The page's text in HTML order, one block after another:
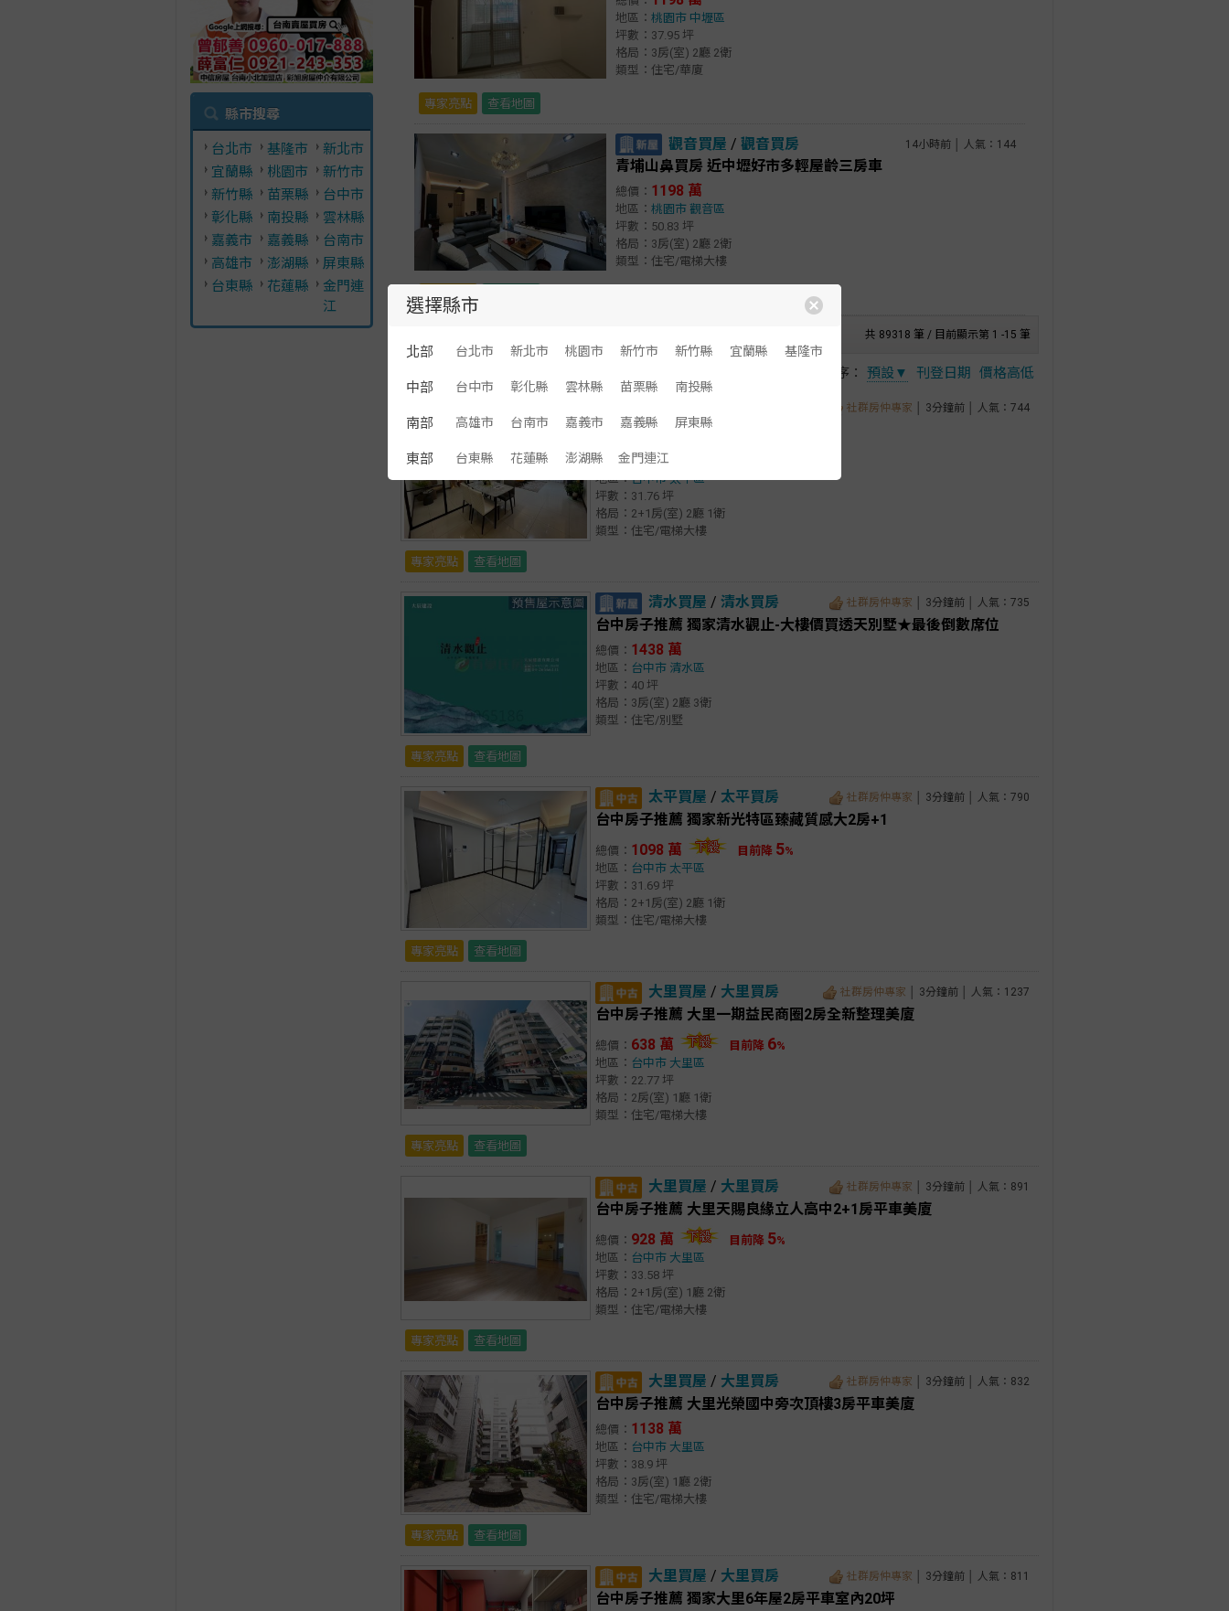
選擇縣市
北部 台北市 新北市 桃園市 新竹市 新竹縣 宜蘭縣 基隆市
中部 台中市 彰化縣 雲林縣 苗栗縣 南投縣
南部 高雄市 台南市 嘉義市 嘉義縣 屏東縣
東部 台東縣 花蓮縣 澎湖縣 金門連江
縣市搜尋
台北市 基隆市
新北市
宜蘭縣
桃園市
新竹市
新竹縣
苗栗縣
台中市
彰化縣
南投縣
雲林縣
嘉義市
嘉義縣
台南市
高雄市
澎湖縣
屏東縣
台東縣
花蓮縣
金門連
江
地區： 桃園市 中壢區
坪數：37.95 坪
格局：3房(室) 2廳 2衛
類型：住宅/華廈
專家亮點 查看地圖
觀音買屋 / 觀音買房 14小時前 │ 人氣：144
青埔山鼻買房 近中壢好市多輕屋齡三房車
總價： 1198 萬
地區： 桃園市 觀音區
坪數：50.83 坪
格局：3房(室) 2廳 2衛
類型：住宅/電梯大樓
專家亮點
共 89318 筆 / 目前顯示第 1 -15 筆
排序： 預設▼ 刊登日期 價格高低
社群房仲專家 │ 3分鐘前 │ 人氣：744
台中房子推薦 新光特區臻藏質感2+1
總價：1098 萬
地區：台中市 太平區
坪數：31.76 坪
格局：2+1房(室) 2廳 1衛
類型：住宅/電梯大樓
專家亮點 查看地圖
清水買屋 / 清水買房 社群房仲專家 │ 3分鐘前 │ 人氣：735
台中房子推薦 獨家清水觀止-大樓價買透天別墅★最後倒數席位
總價： 1438 萬
地區： 台中市 清水區
坪數：40 坪
格局：3房(室) 2廳 3衛
類型：住宅/別墅
專家亮點 查看地圖
太平買屋 / 太平買房 社群房仲專家 │ 3分鐘前 │ 人氣：790
台中房子推薦 獨家新光特區臻藏質感大2房+1
總價： 1098 萬 目前降 5%
地區： 台中市 太平區
坪數：31.69 坪
格局：2+1房(室) 2廳 1衛
類型：住宅/電梯大樓
專家亮點 查看地圖
大里買屋 / 大里買房 社群房仲專家 │ 3分鐘前 │ 人氣：1237
台中房子推薦 大里一期益民商圈2房全新整理美廈
總價： 638 萬 目前降 6%
地區： 台中市 大里區
坪數：22.77 坪
格局：2房(室) 1廳 1衛
類型：住宅/電梯大樓
專家亮點 查看地圖
大里買屋 / 大里買房 社群房仲專家 │ 3分鐘前 │ 人氣：891
台中房子推薦 大里天賜良緣立人高中2+1房平車美廈
總價： 928 萬 目前降 5%
地區： 台中市 大里區
坪數：33.58 坪
格局：2+1房(室) 1廳 2衛
類型：住宅/電梯大樓
專家亮點 查看地圖
大里買屋 / 大里買房 社群房仲專家 │ 3分鐘前 │ 人氣：832
台中房子推薦 大里光榮國中旁次頂樓3房平車美廈
總價： 1138 萬
地區： 台中市 大里區
坪數：38.9 坪
格局：3房(室) 1廳 2衛
類型：住宅/電梯大樓
專家亮點 查看地圖
大里買屋 / 大里買房 社群房仲專家 │ 3分鐘前 │ 人氣：811
台中房子推薦 獨家大里6年屋2房平車室內20坪